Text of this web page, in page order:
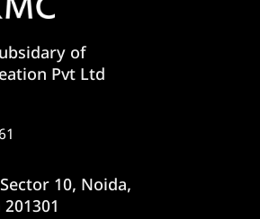
of
Pvt Ltd
10, Noida,